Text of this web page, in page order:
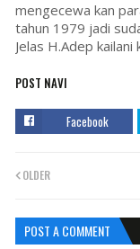
mengecewa kan
tahun 1979 jadi
Jelas H.Adep
POST NAVI
Facebook
OLDER
POST A COMMENT